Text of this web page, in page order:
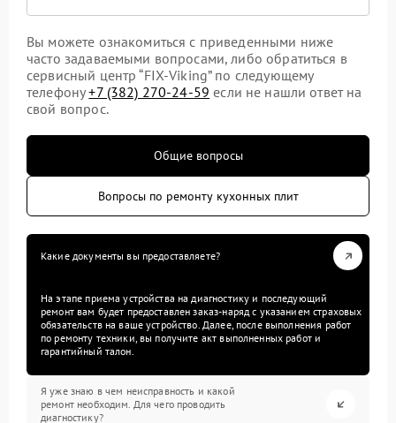
Вы можете ознакомиться с приведенными ниже
часто задаваемыми вопросами, либо обратиться в
сервисный центр “FIX-Viking” по следующему
телефону+7 (382) 270-24-59 если не нашли ответ на
свой вопрос.
Общие вопросы
Вопросы по ремонту кухонных плит
Какие документы вы предоставляете?
На этапе приема устройства на диагностику и последующий
ремонт вам будет предоставлен заказ-наряд с указанием страховых
обязательств на ваше устройство. Далее, после выполнения работ
по ремонту техники, вы получите акт выполненных работ и
гарантийный талон.
Я уже знаю в чем неисправность и какой
ремонт необходим. Для чего проводить
диагностику?